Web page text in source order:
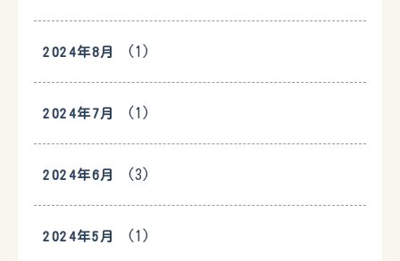
2024年8月 (1)
2024年7月 (1)
2024年6月 (3)
2024年5月 (1)